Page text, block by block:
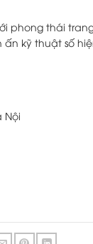
phong thái
kỹ thuật số
Nội